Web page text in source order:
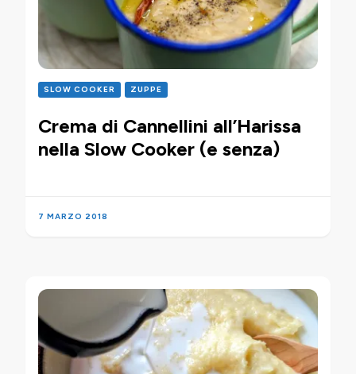
SLOW COOKER ZUPPE
Crema di Cannellini all’Harissa
nella Slow Cooker (e senza)
7 MARZO 2018